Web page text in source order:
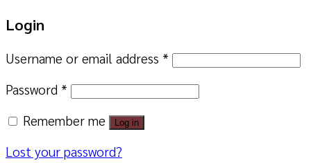
Login
Username or email address *
Password *
Remember me
Log in
Lost your password?